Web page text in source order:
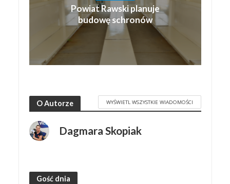
Powiat Rawski planuje
budowę schronów
O Autorze WYŚWIETL WSZYSTKIE WIADOMOŚCI
Dagmara Skopiak
Gość dnia